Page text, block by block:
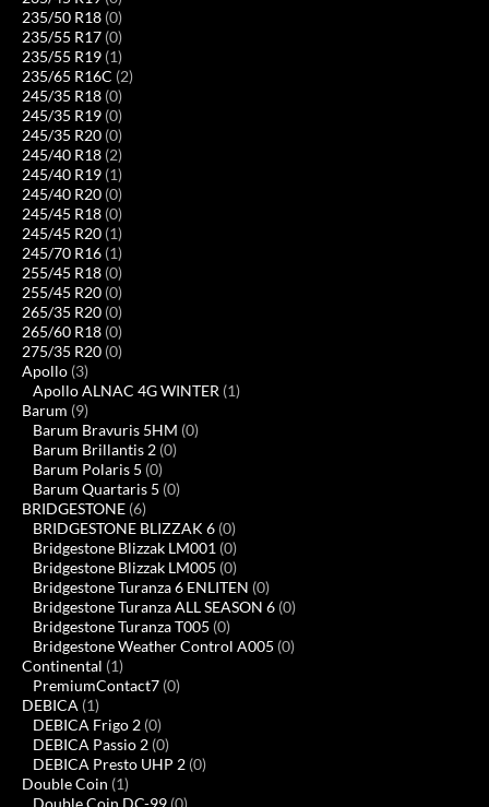
235/50 R18 (0)
235/55 R17 (0)
235/55 R19 (1)
235/65 R16C (2)
245/35 R18 (0)
245/35 R19 (0)
245/35 R20 (0)
245/40 R18 (2)
245/40 R19 (1)
245/40 R20 (0)
245/45 R18 (0)
245/45 R20 (1)
245/70 R16 (1)
255/45 R18 (0)
255/45 R20 (0)
265/35 R20 (0)
265/60 R18 (0)
275/35 R20 (0)
Apollo (3)
Apollo ALNAC 4G WINTER (1)
Barum (9)
Barum Bravuris 5HM (0)
Barum Brillantis 2 (0)
Barum Polaris 5 (0)
Barum Quartaris 5 (0)
BRIDGESTONE (6)
BRIDGESTONE BLIZZAK 6 (0)
Bridgestone Blizzak LM001 (0)
Bridgestone Blizzak LM005 (0)
Bridgestone Turanza 6 ENLITEN (0)
Bridgestone Turanza ALL SEASON 6 (0)
Bridgestone Turanza T005 (0)
Bridgestone Weather Control A005 (0)
Continental (1)
PremiumContact7 (0)
DEBICA (1)
DEBICA Frigo 2 (0)
DEBICA Passio 2 (0)
DEBICA Presto UHP 2 (0)
Double Coin (1)